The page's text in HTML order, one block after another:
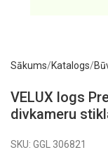
Sākums Katalogs
VELUX logs
divkameru
SKU: GGL 306821